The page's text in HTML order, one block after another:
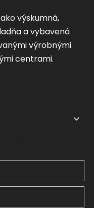
výskumná,
a vybavená
výrobnými
centrami.